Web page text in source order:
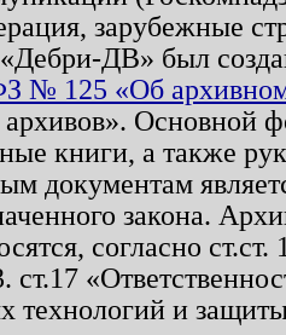
зарубежные
ДВ» был
№ 125 «Об
архивов». Основной
книги, а также
документам
закона.
согласно
ст.17
технологий и